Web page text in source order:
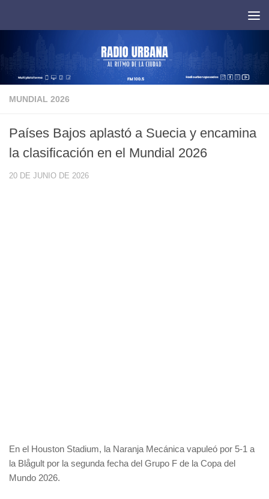
MUNDIAL 2026
Países Bajos aplastó a Suecia y encamina
la clasificación en el Mundial 2026
20 DE JUNIO DE 2026
En el Houston Stadium, la Naranja Mecánica vapuleó por 5-1 a
la Blågult por la segunda fecha del Grupo F de la Copa del
Mundo 2026.